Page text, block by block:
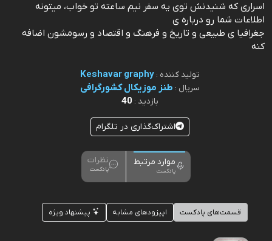
اسراری که شنیدنش توی یه سفر نیم ساعته تو خواب، میتونه
اطلاعات شما رو درباره ی
جغرافیا ی طبیعی و تاریخ و فرهنگ و اقتصاد و رسومشون اضافه
کنه
تولید کننده :Keshavar graphy
سریال : طنز موزیکال کشورگرافی
بازدید : 40
اشتراک‌گذاری در تلگرام
موارد مرتبط
پادکست
نظرات
پادکست
قسمت‌های پادکست اپیزودهای مشابه پیشنهاد ویژه